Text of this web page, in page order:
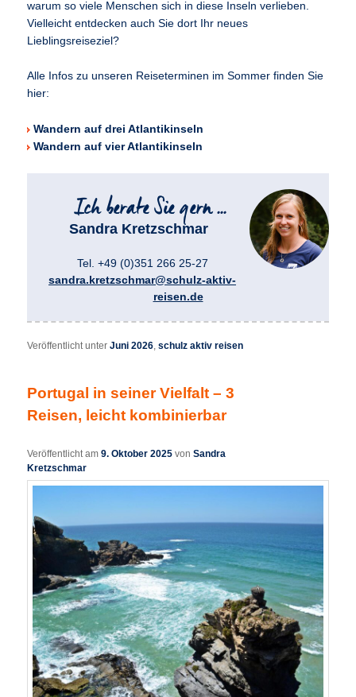
warum so viele Menschen sich in diese Inseln verlieben.
Vielleicht entdecken auch Sie dort Ihr neues
Lieblingsreiseziel?
Alle Infos zu unseren Reiseterminen im Sommer finden Sie
hier:
Wandern auf drei Atlantikinseln
Wandern auf vier Atlantikinseln
Sandra Kretzschmar
Tel. +49 (0)351 266 25-27
sandra.kretzschmar@schulz-aktiv-
reisen.de
Veröffentlicht unter Juni 2026 ,schulz aktiv reisen
Portugal in seiner Vielfalt – 3
Reisen, leicht kombinierbar
Veröffentlicht am9. Oktober 2025 vonSandra
Kretzschmar